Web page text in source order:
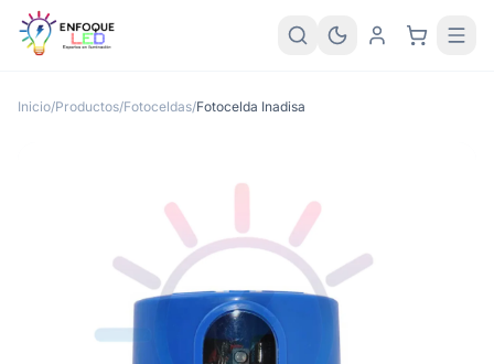
Inicio/Productos/Fotoceldas/Fotocelda Inadisa